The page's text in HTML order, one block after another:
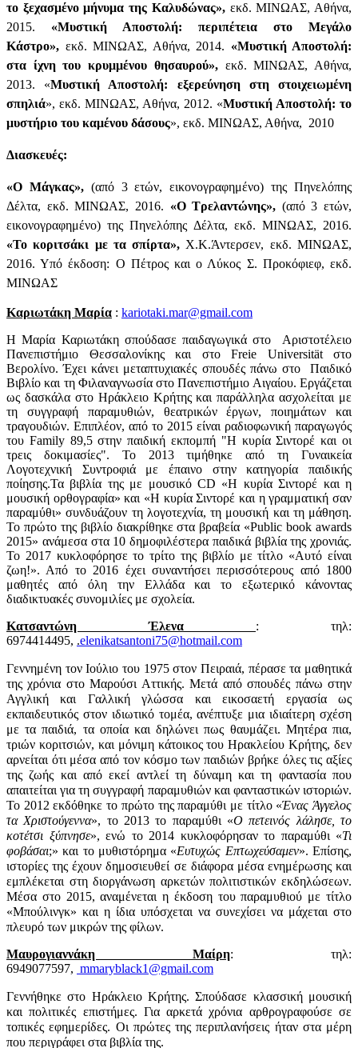
το ξεχασμένο μήνυμα της Καλυδώνας», εκδ. ΜΙΝΩΑΣ, Αθήνα,
2015. «Μυστική Αποστολή: περιπέτεια στο Μεγάλο
Κάστρο», εκδ. ΜΙΝΩΑΣ, Αθήνα, 2014. «Μυστική Αποστολή:
στα ίχνη του κρυμμένου θησαυρού», εκδ. ΜΙΝΩΑΣ, Αθήνα,
2013. «Μυστική Αποστολή: εξερεύνηση στη στοιχειωμένη
σπηλιά», εκδ. ΜΙΝΩΑΣ, Αθήνα, 2012. «Μυστική Αποστολή: το
μυστήριο του καμένου δάσους», εκδ. ΜΙΝΩΑΣ, Αθήνα, 2010
Διασκευές:
«Ο Μάγκας»,(από 3 ετών, εικονογραφημένο) της Πηνελόπης
Δέλτα, εκδ. ΜΙΝΩΑΣ, 2016. «Ο Τρελαντώνης», (από 3 ετών,
εικονογραφημένο) της Πηνελόπης Δέλτα, εκδ. ΜΙΝΩΑΣ, 2016.
«Το κοριτσάκι με τα σπίρτα», Χ.Κ.Άντερσεν, εκδ. ΜΙΝΩΑΣ,
2016. Υπό έκδοση: Ο Πέτρος και ο Λύκος Σ. Προκόφιεφ, εκδ.
ΜΙΝΩΑΣ
Καριωτάκη Μαρία : kariotaki.mar@gmail.com
Η Μαρία Καριωτάκη σπούδασε παιδαγωγικά στο Αριστοτέλειο
Πανεπιστήμιο Θεσσαλονίκης και στο Freie Universität στο
Βερολίνο. Έχει κάνει μεταπτυχιακές σπουδές πάνω στο Παιδικό
Βιβλίο και τη Φιλαναγνωσία στο Πανεπιστήμιο Αιγαίου. Εργάζεται
ως δασκάλα στο Ηράκλειο Κρήτης και παράλληλα ασχολείται με
τη συγγραφή παραμυθιών, θεατρικών έργων, ποιημάτων και
τραγουδιών. Eπιπλέον, από το 2015 είναι ραδιοφωνική παραγωγός
του Family 89,5 στην παιδική εκπομπή "Η κυρία Σιντορέ και οι
τρεις δοκιμασίες". Το 2013 τιμήθηκε από τη Γυναικεία
Λογοτεχνική Συντροφιά με έπαινο στην κατηγορία παιδικής
ποίησης.Τα βιβλία της με μουσικό CD «Η κυρία Σιντορέ και η
μουσική ορθογραφία» και «Η κυρία Σιντορέ και η γραμματική σαν
παραμύθι» συνδυάζουν τη λογοτεχνία, τη μουσική και τη μάθηση.
Το πρώτο της βιβλίο διακρίθηκε στα βραβεία «Public book awards
2015» ανάμεσα στα 10 δημοφιλέστερα παιδικά βιβλία της χρονιάς.
Το 2017 κυκλοφόρησε το τρίτο της βιβλίο με τίτλο «Αυτό είναι
ζωη!». Από το 2016 έχει συναντήσει περισσότερους από 1800
μαθητές από όλη την Ελλάδα και το εξωτερικό κάνοντας
διαδικτυακές συνομιλίες με σχολεία.
Κατσαντώνη Έλενα : τηλ:
6974414495, .elenikatsantoni75@hotmail.com
Γεννημένη τον Ιούλιο του 1975 στον Πειραιά, πέρασε τα μαθητικά
της χρόνια στο Μαρούσι Αττικής. Μετά από σπουδές πάνω στην
Αγγλική και Γαλλική γλώσσα και εικοσαετή εργασία ως
εκπαιδευτικός στον ιδιωτικό τομέα, ανέπτυξε μια ιδιαίτερη σχέση
με τα παιδιά, τα οποία και δηλώνει πως θαυμάζει. Μητέρα πια,
τριών κοριτσιών, και μόνιμη κάτοικος του Ηρακλείου Κρήτης, δεν
αρνείται ότι μέσα από τον κόσμο των παιδιών βρήκε όλες τις αξίες
της ζωής και από εκεί αντλεί τη δύναμη και τη φαντασία που
απαιτείται για τη συγγραφή παραμυθιών και φανταστικών ιστοριών.
Το 2012 εκδόθηκε το πρώτο της παραμύθι με τίτλο «Ένας Άγγελος
τα Χριστούγεννα», το 2013 το παραμύθι «Ο πετεινός λάλησε, το
κοτέτσι ξύπνησε», ενώ το 2014 κυκλοφόρησαν το παραμύθι «Τι
φοβάσαι;» και το μυθιστόρημα «Ευτυχώς Επτωχεύσαμεν». Επίσης,
ιστορίες της έχουν δημοσιευθεί σε διάφορα μέσα ενημέρωσης και
εμπλέκεται στη διοργάνωση αρκετών πολιτιστικών εκδηλώσεων.
Μέσα στο 2015, αναμένεται η έκδοση του παραμυθιού με τίτλο
«Μπούλινγκ» και η ίδια υπόσχεται να συνεχίσει να μάχεται στο
πλευρό των μικρών της φίλων.
Μαυρογιαννάκη Μαίρη: τηλ:
6949077597, mmaryblack1@gmail.com
Γεννήθηκε στο Ηράκλειο Κρήτης. Σπούδασε κλασσική μουσική
και πολιτικές επιστήμες. Για αρκετά χρόνια αρθρογραφούσε σε
τοπικές εφημερίδες. Οι πρώτες της περιπλανήσεις ήταν στα μέρη
που περιγράφει στα βιβλία της.